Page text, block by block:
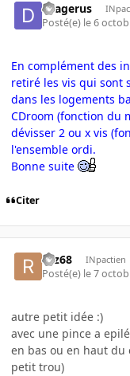
Dragerus
Posté(e) le 6
En complément des
retiré les vis qui sont
dans les logements
CDroom (fonction du
dévisser 2 ou x vis
l'ensemble ordi.
Bonne suite
Citer
rgz68 INpactien
Posté(e) le 7
autre petit idée :)
avec une pince a
en bas ou en haut du
petit trou)